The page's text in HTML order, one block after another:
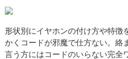
引用: https://i.pinimg.com/564x/9c/4e/67/
形状別にイヤホンの付け方や特徴
かくコードが邪魔で仕方ない。絡
言う方にはコードのいらない完全